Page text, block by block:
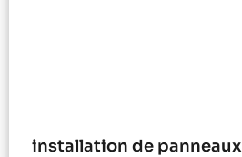
installation de panneaux